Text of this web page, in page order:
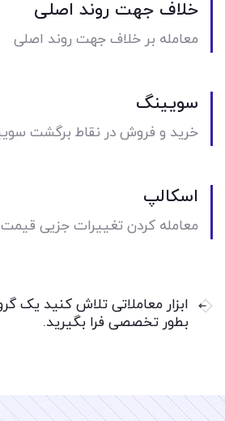
خلاف جهت روند اصلی
معامله بر خلاف جهت روند اصلی
سویینگ
خرید و فروش در نقاط برگشت
اسکالپ
معامله کردن تغییرات جزیی قیمت
ابزار معاملاتی تلاش کنید یک
بطور تخصصی فرا بگیرید.